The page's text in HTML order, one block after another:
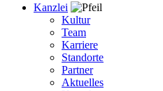
Kanzlei
Kultur
Team
Karriere
Standorte
Partner
Aktuelles